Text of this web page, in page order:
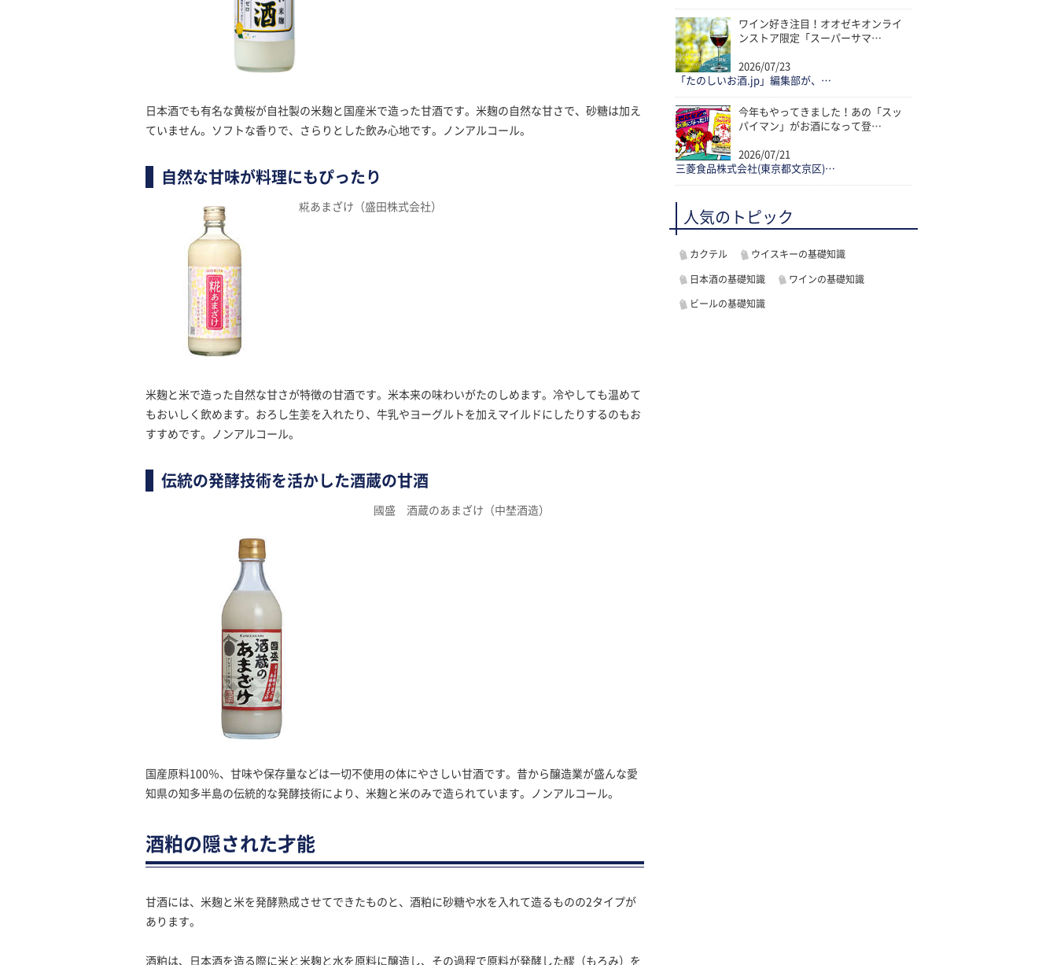
日本酒でも有名な黄桜が自社製の米麹と国産米で造った甘酒です。米麹の自然な甘さで、砂糖は加え
ていません。ソフトな香りで、さらりとした飲み心地です。ノンアルコール。
自然な甘味が料理にもぴったり
糀あまざけ（盛田株式会社）
米麹と米で造った自然な甘さが特徴の甘酒です。米本来の味わいがたのしめます。冷やしても温めて
もおいしく飲めます。おろし生姜を入れたり、牛乳やヨーグルトを加えマイルドにしたりするのもお
すすめです。ノンアルコール。
伝統の発酵技術を活かした酒蔵の甘酒
國盛 酒蔵のあまざけ（中埜酒造）
国産原料100％、甘味や保存量などは一切不使用の体にやさしい甘酒です。昔から醸造業が盛んな愛
知県の知多半島の伝統的な発酵技術により、米麹と米のみで造られています。ノンアルコール。
酒粕の隠された才能
甘酒には、米麹と米を発酵熟成させてできたものと、酒粕に砂糖や水を入れて造るものの2タイプが
あります。
酒粕は、日本酒を造る際に米と米麹と水を原料に醸造し、その過程で原料が発酵した醪（もろみ）を
ワイン好き注目！オオゼキオンライ
ンストア限定「スーパーサマ…
2026/07/23
「たのしいお酒.jp」編集部が、…
今年もやってきました！あの「スッ
パイマン」がお酒になって登…
2026/07/21
三菱食品株式会社(東京都文京区)…
人気のトピック
カクテル ウイスキーの基礎知識
日本酒の基礎知識 ワインの基礎知識
ビールの基礎知識